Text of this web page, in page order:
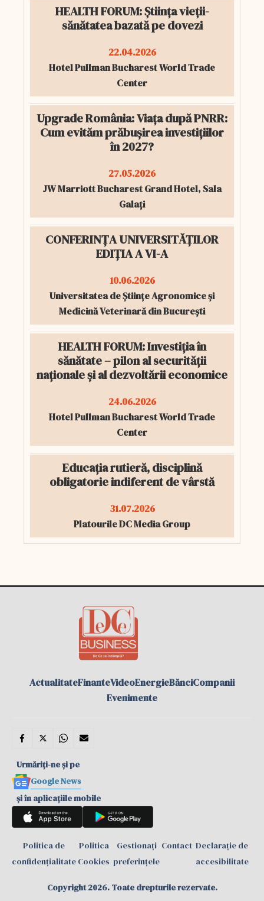
HEALTH FORUM: Știința vieții-
sănătatea bazată pe dovezi
22.04.2026
Hotel Pullman Bucharest World Trade
Center
Upgrade România: Viața după PNRR:
Cum evităm prăbușirea investițiilor
în 2027?
27.05.2026
JW Marriott Bucharest Grand Hotel, Sala
Galați
CONFERINȚA UNIVERSITĂȚILOR
EDIȚIA A VI-A
10.06.2026
Universitatea de Științe Agronomice și
Medicină Veterinară din București
HEALTH FORUM: Investiția în
sănătate – pilon al securității
naționale și al dezvoltării economice
24.06.2026
Hotel Pullman Bucharest World Trade
Center
Educația rutieră, disciplină
obligatorie indiferent de vârstă
31.07.2026
Platourile DC Media Group
ActualitateFinanteVideoEnergieBănciCompanii
Evenimente
Urmăriți-ne și pe
Google News
și în aplicațiile mobile
Politica de
confidențialitate
Politica
Cookies
Gestionați
preferințele
Contact Declarație de
accesibilitate
Copyright 2026. Toate drepturile rezervate.